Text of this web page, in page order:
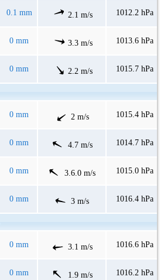
0.1 mm 2.1 m/s 1012.2 hPa
0 mm 3.3 m/s 1013.6 hPa
0 mm 2.2 m/s 1015.7 hPa
0 mm 2 m/s 1015.4 hPa
0 mm 4.7 m/s 1014.7 hPa
0 mm 3.6.0 m/s 1015.0 hPa
0 mm 3 m/s 1016.4 hPa
0 mm 3.1 m/s 1016.6 hPa
0 mm 1.9 m/s 1016.2 hPa